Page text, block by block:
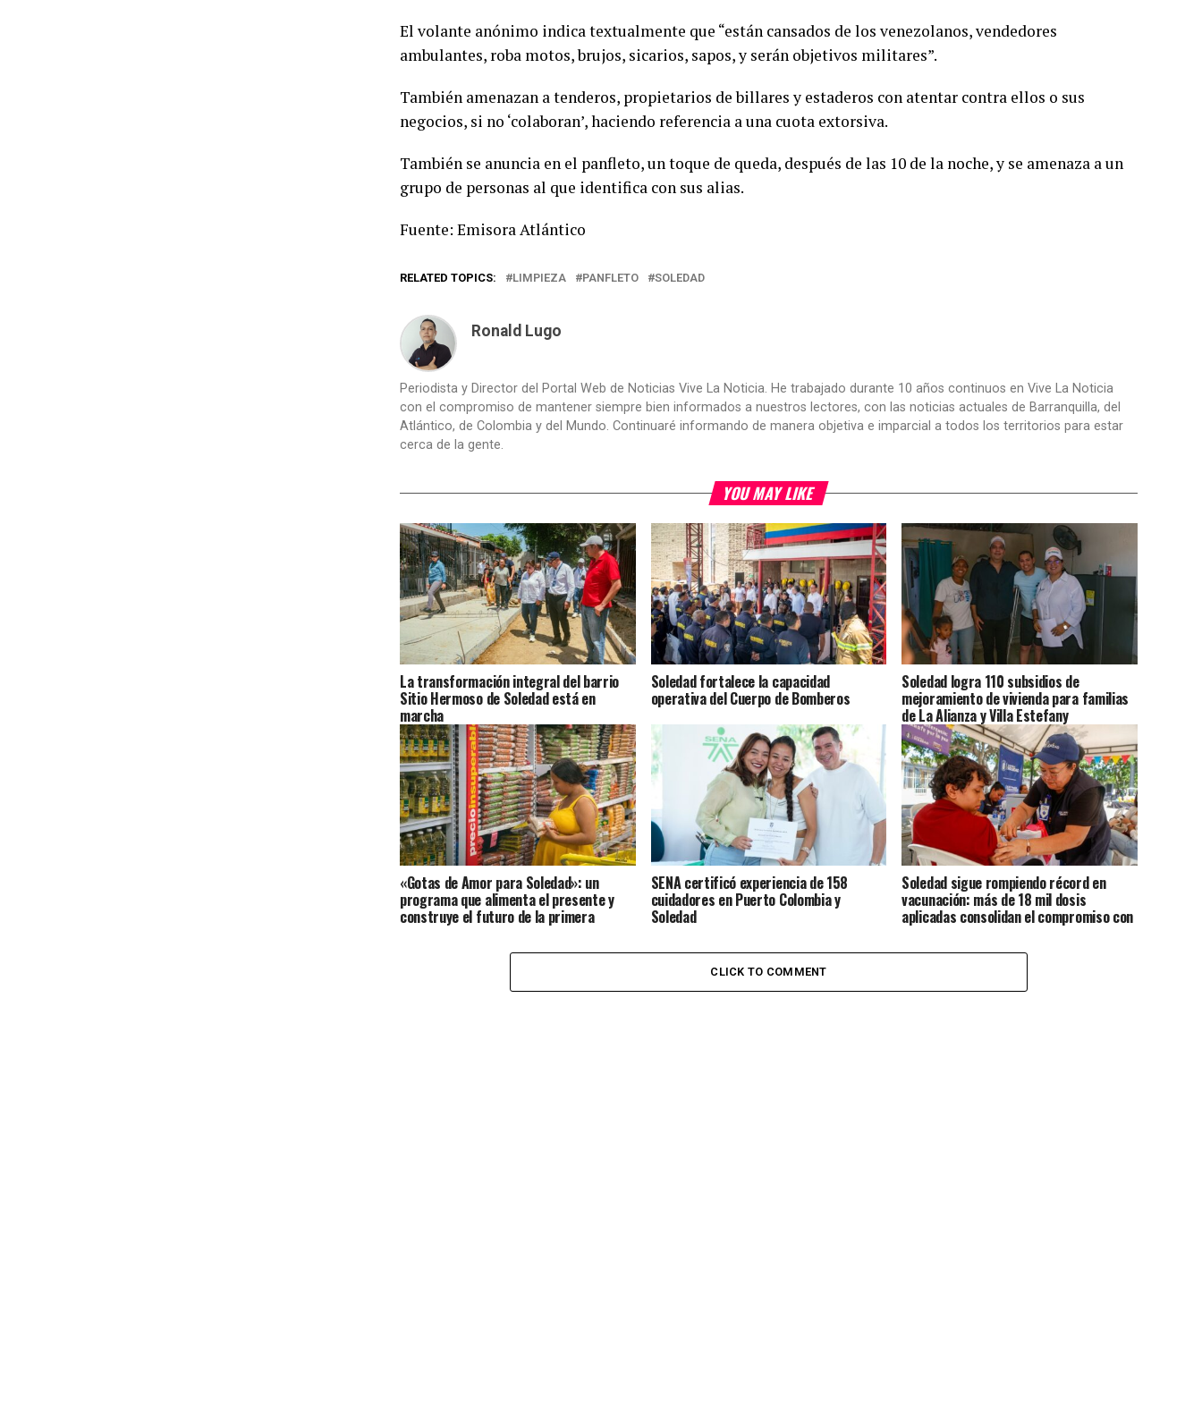
El volante anónimo indica textualmente que “están cansados de los venezolanos, vendedores
ambulantes, roba motos, brujos, sicarios, sapos, y serán objetivos militares”.
También amenazan a tenderos, propietarios de billares y estaderos con atentar contra ellos o sus
negocios, si no ‘colaboran’, haciendo referencia a una cuota extorsiva.
También se anuncia en el panfleto, un toque de queda, después de las 10 de la noche, y se amenaza a un
grupo de personas al que identifica con sus alias.
Fuente: Emisora Atlántico
RELATED TOPICS: LIMPIEZA PANFLETO SOLEDAD
Ronald Lugo
Periodista y Director del Portal Web de Noticias Vive La Noticia. He trabajado durante 10 años continuos en Vive La Noticia
con el compromiso de mantener siempre bien informados a nuestros lectores, con las noticias actuales de Barranquilla, del
Atlántico, de Colombia y del Mundo. Continuaré informando de manera objetiva e imparcial a todos los territorios para estar
cerca de la gente.
YOU MAY LIKE
La transformación integral del barrio
Sitio Hermoso de Soledad está en
marcha
Soledad fortalece la capacidad
operativa del Cuerpo de Bomberos
Soledad logra 110 subsidios de
mejoramiento de vivienda para familias
de La Alianza y Villa Estefany
«Gotas de Amor para Soledad»: un
programa que alimenta el presente y
construye el futuro de la primera
SENA certificó experiencia de 158
cuidadores en Puerto Colombia y
Soledad
Soledad sigue rompiendo récord en
vacunación: más de 18 mil dosis
aplicadas consolidan el compromiso con
CLICK TO COMMENT